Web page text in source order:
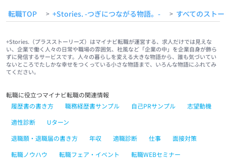
転職TOP > +Stories. -つぎにつながる物語。- > すべてのスト
+Stories.（プラスストーリーズ）はマイナビ転職が運営する、求人だけでは見えな
い、企業で働く人々の日常や職場の雰囲気、社風など「企業の中」を企業自身が飾ら
ずに発信するサービスです。人々の暮らしを変える大きな物語から、誰も気づいてい
ないところでたしかな幸せをつくっている小さな物語まで、いろんな物語にふれてみ
てください。
転職に役立つマイナビ転職の関連情報
履歴書の書き方
職務経歴書サンプル 自己PRサンプル
志望動機
適性診断
Uターン
退職願・退職届の書き方
年収 適職診断 仕事
面接対策
転職ノウハウ
転職フェア・イベント 転職WEBセミナー